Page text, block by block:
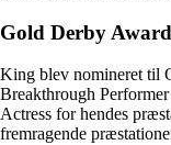
Gold Derby
King blev nomineret til
Breakthrough
Actress for hendes
fremragende